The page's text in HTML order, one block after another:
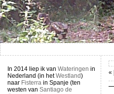
In 2014 liep ik van Wateringen in
Nederland (in hetWestland)
naar Fisterrain Spanje (ten
westen van Santiago de
«